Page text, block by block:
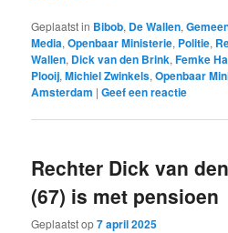
Geplaatst in Bibob, De Wallen,
Media,Openbaar Ministerie, Politie,
Wallen, Dick van den Brink,Femke
Plooij,Michiel Zwinkels,Openbaar
Amsterdam |Geef een reactie
Rechter Dick van
(67) is met pensioen
Geplaatst op7 april 2025